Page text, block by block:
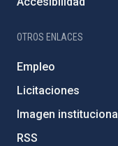
OTROS ENLACES
Empleo
Licitaciones
Imagen institucional
RSS